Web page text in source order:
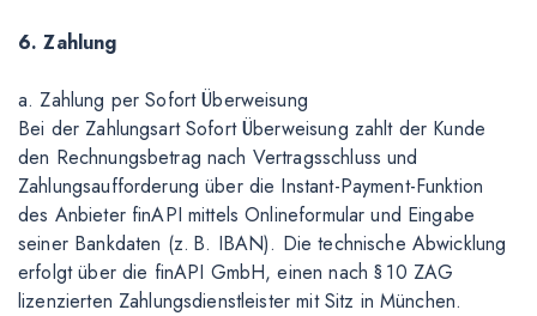
6. Zahlung
a. Zahlung per Sofort Überweisung
Bei der Zahlungsart Sofort Überweisung zahlt der Kunde
den Rechnungsbetrag nach Vertragsschluss und
Zahlungsaufforderung über die Instant-Payment-Funktion
des Anbieter finAPI mittels Onlineformular und Eingabe
seiner Bankdaten (z. B. IBAN). Die technische Abwicklung
erfolgt über die finAPI GmbH, einen nach § 10 ZAG
lizenzierten Zahlungsdienstleister mit Sitz in München.